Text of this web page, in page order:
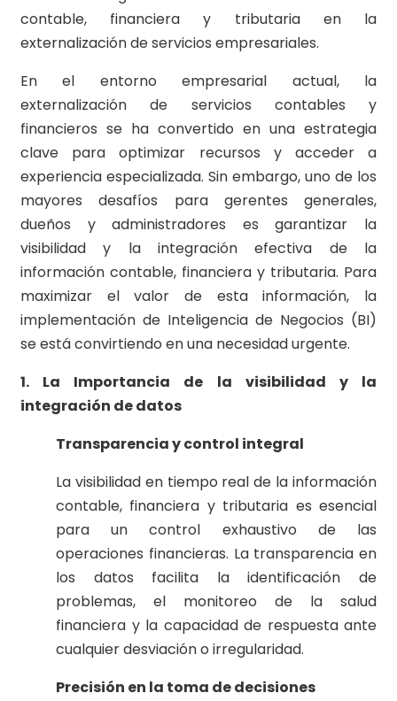
contable, financiera y tributaria en la
externalización de servicios empresariales.
En el entorno empresarial actual, la
externalización de servicios contables y
financieros se ha convertido en una estrategia
clave para optimizar recursos y acceder a
experiencia especializada. Sin embargo, uno de los
mayores desafíos para gerentes generales,
dueños y administradores es garantizar la
visibilidad y la integración efectiva de la
información contable, financiera y tributaria. Para
maximizar el valor de esta información, la
implementación de Inteligencia de Negocios (BI)
se está convirtiendo en una necesidad urgente.
1. La Importancia de la visibilidad y la
integración de datos
Transparencia y control integral
La visibilidad en tiempo real de la información
contable, financiera y tributaria es esencial
para un control exhaustivo de las
operaciones financieras. La transparencia en
los datos facilita la identificación de
problemas, el monitoreo de la salud
financiera y la capacidad de respuesta ante
cualquier desviación o irregularidad.
Precisión en la toma de decisiones